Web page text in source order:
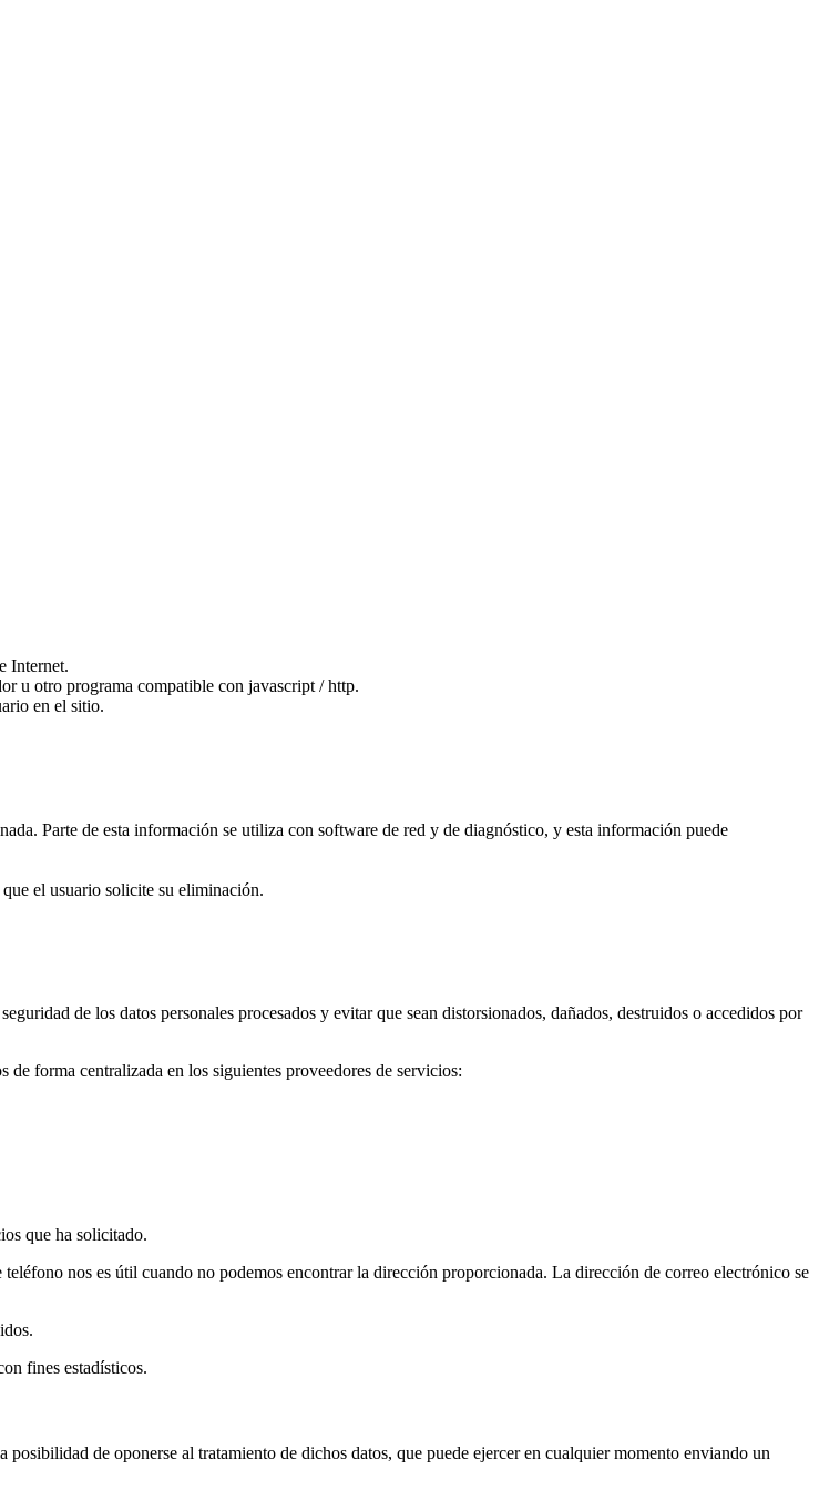
Internet.
u otro programa compatible con javascript / http.
en el sitio.
Parte de esta información se utiliza con software de red y de diagnóstico, y esta información puede
el usuario solicite su eliminación.
de los datos personales procesados y evitar que sean distorsionados, dañados, destruidos o accedidos por
de forma centralizada en los siguientes proveedores de servicios:
que ha solicitado.
nos es útil cuando no podemos encontrar la dirección proporcionada. La dirección de correo electrónico se
fines estadísticos.
de oponerse al tratamiento de dichos datos, que puede ejercer en cualquier momento enviando un